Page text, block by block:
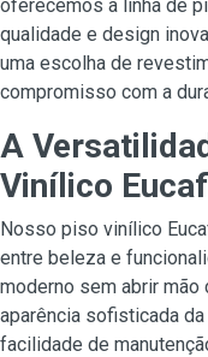
oferecemos a linha de
qualidade e design
uma escolha de
compromisso com a
A
Vinílico
Nosso piso vinílico
entre beleza e
moderno sem abrir
aparência sofisticada
facilidade de